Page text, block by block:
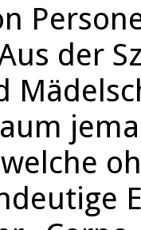
der